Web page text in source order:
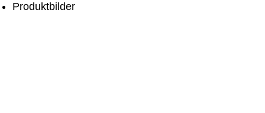
Produktbilder